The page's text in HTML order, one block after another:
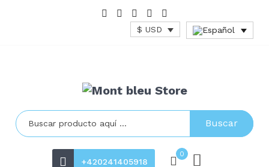
$ USD
Buscar
+420241405918
0